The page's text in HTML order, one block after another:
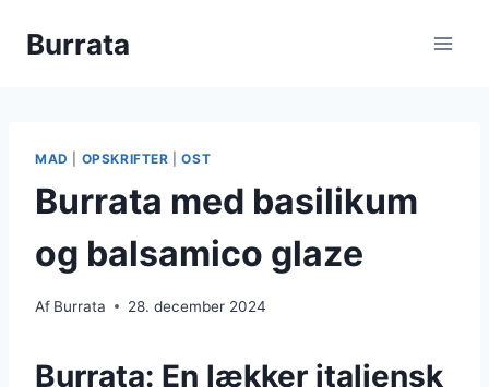
Burrata
MAD OPSKRIFTER |OST
Burrata med basilikum
og balsamico glaze
Af Burrata 28. december 2024
Burrata: En lækker italiensk